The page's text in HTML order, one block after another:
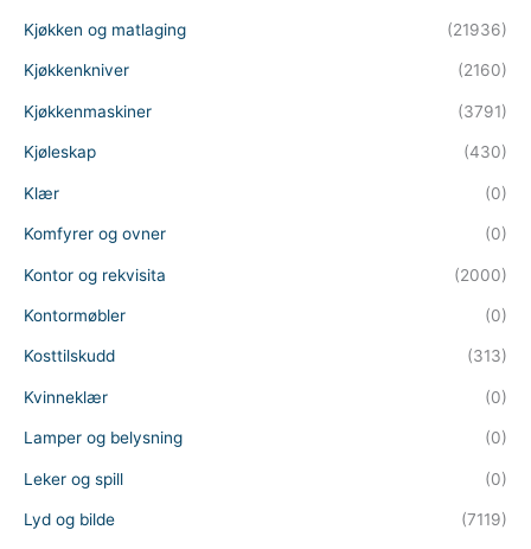
Kjøkken og matlaging (21936)
Kjøkkenkniver (2160)
Kjøkkenmaskiner (3791)
Kjøleskap (430)
Klær (0)
Komfyrer og ovner (0)
Kontor og rekvisita (2000)
Kontormøbler (0)
Kosttilskudd (313)
Kvinneklær (0)
Lamper og belysning (0)
Leker og spill (0)
Lyd og bilde (7119)